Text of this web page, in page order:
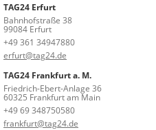
TAG24 Erfurt
Bahnhofstraße 38
99084 Erfurt
+49 361 34947880
erfurt@tag24.de
TAG24 Frankfurt a. M.
Friedrich-Ebert-Anlage 36
60325 Frankfurt am Main
+49 69 348750580
frankfurt@tag24.de